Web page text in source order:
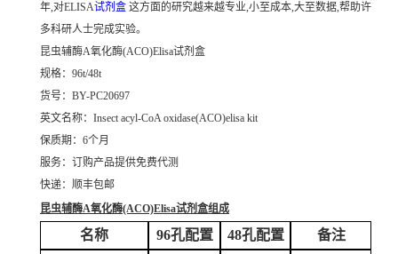
年,对ELISA试剂盒 这方面的研究越来越专业,小至成本,大至数据,帮助许
多科研人士完成实验。
昆虫辅酶A氧化酶(ACO)Elisa试剂盒
规格：96t/48t
货号：BY-PC20697
英文名称： Insect acyl-CoA oxidase(ACO)elisa kit
保质期：6个月
服务：订购产品提供免费代测
快递：顺丰包邮
昆虫辅酶A氧化酶(ACO)Elisa试剂盒组成
名称 96孔配置 48孔配置 备注